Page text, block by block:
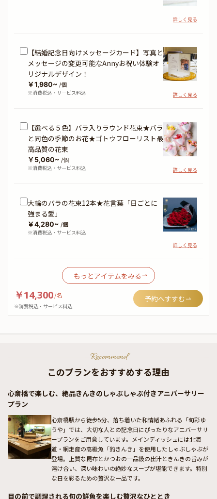
詳しく見る
【結婚記念日向けメッセージカード】写真と
メッセージの変更可能なAnnyお祝い体験オ
リジナルデザイン！
￥1,980~ /個
※消費税込・サービス料込
詳しく見る
【選べる５色】バラ入りラウンド花束★バラ
と同色の季節のお花★ゴトウフローリスト最
高品質の花束
￥5,060~ /個
※消費税込・サービス料込
詳しく見る
大輪のバラの花束12本★花言葉「日ごとに
強まる愛」
￥4,280~ /個
※消費税込・サービス料込
詳しく見る
もっとアイテムをみる
￥14,300/名
※消費税込・サービス料込
予約へすすむ
Recommend
このプランをおすすめする理由
心斎橋で楽しむ、絶品きんきのしゃぶしゃぶ付きアニバーサリー
プラン
心斎橋駅から徒歩5分、落ち着いた和情緒あふれる「旬彩ゆ
うや」では、大切な人との記念日にぴったりなアニバーサリ
ープランをご用意しています。メインディッシュには北海
道・網走産の高級魚「釣きんき」を使用したしゃぶしゃぶが
登場。上質な昆布とかつおの一品級の出汁ときんきの旨みが
溶け合い、深い味わいの絶妙なスープが堪能できます。特別
な日を彩るための贅沢な一品です。
目の前で調理される旬の鮮魚を楽しむ贅沢なひととき